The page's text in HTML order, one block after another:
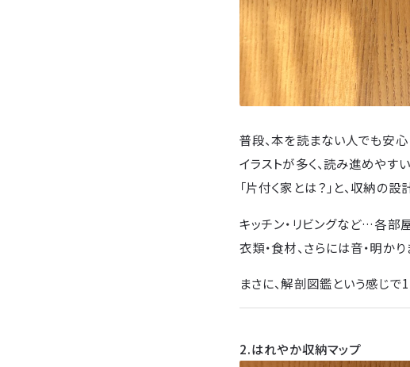
普段、本を読まない人でも安心
イラストが多く、読み進めや
「片付く家とは？」と、収納の
キッチン・リビングなど…各部
衣類・食材、さらには音・明
まさに、解剖図鑑という感じで
2.はれやか収納マップ